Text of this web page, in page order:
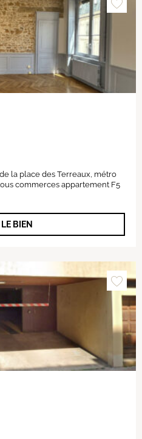
de la place des Terreaux, métro
commerces appartement F5
BIEN